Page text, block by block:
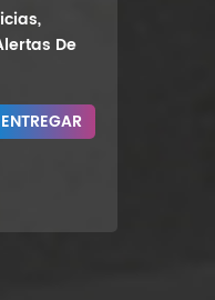
De